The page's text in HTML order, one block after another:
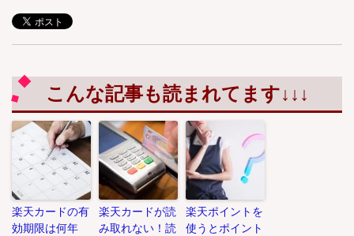
こんな記事も読まれてます↓↓↓
楽天カードの有
効期限は何年
楽天カードが読
み取れない！読
楽天ポイントを
使うとポイント